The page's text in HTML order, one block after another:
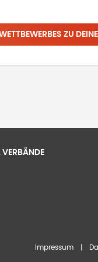
ZU
VERBÄNDE
Impressum